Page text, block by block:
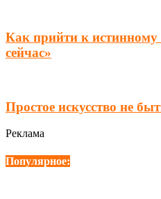
Как прийти к истинному
сейчас»
Простое искусство не
Реклама
Популярное: